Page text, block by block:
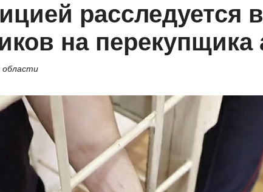
расследуется
на
области